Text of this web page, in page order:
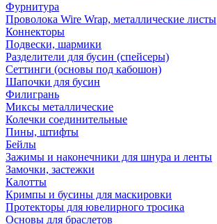
Фурнитура
Проволока Wire Wrap, металлические листы
Коннекторы
Подвески, шармики
Разделители для бусин (спейсеры)
Сеттинги (основы под кабошон)
Шапочки для бусин
Филигрань
Миксы металлические
Колечки соединительные
Пины, штифты
Бейлы
Зажимы и наконечники для шнура и ленты
Замочки, застежки
Калотты
Кримпы и бусины для маскировки
Протекторы для ювелирного тросика
Основы для браслетов